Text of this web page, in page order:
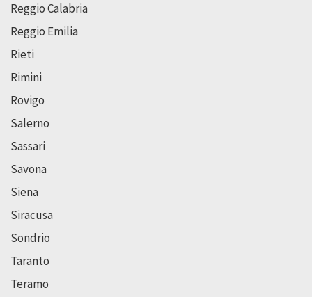
Reggio Calabria
Reggio Emilia
Rieti
Rimini
Rovigo
Salerno
Sassari
Savona
Siena
Siracusa
Sondrio
Taranto
Teramo